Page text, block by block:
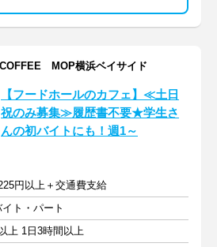
MOP横浜ベイサイド
【フードホールのカフェ】≪土日
祝のみ募集≫履歴書不要★学生さ
んの初バイトにも！週1～
円以上＋交通費支給
ト・パート
上 1日3時間以上